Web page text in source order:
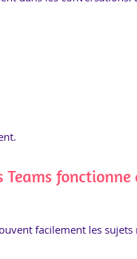
Teams
facilement les sujets